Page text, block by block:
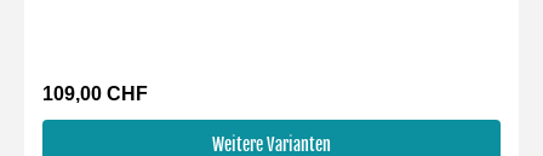
109,00 CHF
Weitere Varianten